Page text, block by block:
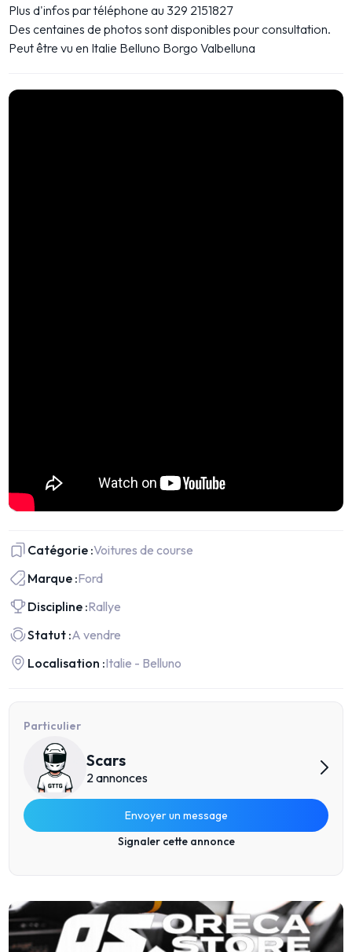
Plus d'infos par téléphone au 329 2151827
Des centaines de photos sont disponibles pour consultation.
Peut être vu en Italie Belluno Borgo Valbelluna
Catégorie :Voitures de course
Marque :Ford
Discipline :Rallye
Statut :A vendre
Localisation :Italie - Belluno
Particulier
Scars
2 annonces
Envoyer un message
Signaler cette annonce